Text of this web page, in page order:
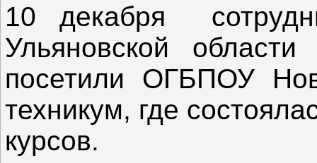
10 декабря
Ульяновской
посетили ОГБПОУ
техникум, где
курсов.